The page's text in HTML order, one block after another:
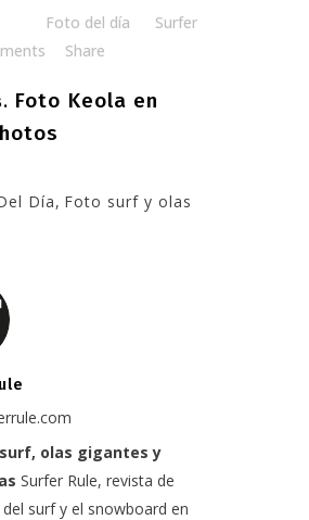
Foto del día
Surfer
Share
Foto Keola en
Día, Foto surf y olas
olas gigantes y
Surfer Rule, revista de
surf y el snowboard en